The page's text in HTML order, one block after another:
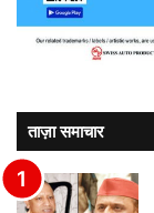
ताज़ा समाचार